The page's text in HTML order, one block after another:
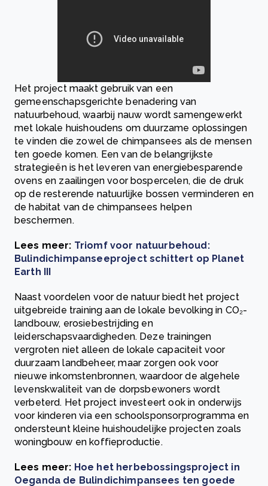
Het project maakt gebruik van een
gemeenschapsgerichte benadering van
natuurbehoud, waarbij nauw wordt samengewerkt
met lokale huishoudens om duurzame oplossingen
te vinden die zowel de chimpansees als de mensen
ten goede komen. Een van de belangrijkste
strategieën is het leveren van energiebesparende
ovens en zaailingen voor bospercelen, die de druk
op de resterende natuurlijke bossen verminderen en
de habitat van de chimpansees helpen
beschermen.
Lees meer: Triomf voor natuurbehoud:
Bulindichimpanseeproject schittert op Planet
Earth III
Naast voordelen voor de natuur biedt het project
uitgebreide training aan de lokale bevolking in CO₂-
landbouw, erosiebestrijding en
leiderschapsvaardigheden. Deze trainingen
vergroten niet alleen de lokale capaciteit voor
duurzaam landbeheer, maar zorgen ook voor
nieuwe inkomstenbronnen, waardoor de algehele
levenskwaliteit van de dorpsbewoners wordt
verbeterd. Het project investeert ook in onderwijs
voor kinderen via een schoolsponsorprogramma en
ondersteunt kleine huishoudelijke projecten zoals
woningbouw en koffieproductie.
Lees meer: Hoe het herbebossingsproject in
Oeganda de Bulindichimpansees ten goede